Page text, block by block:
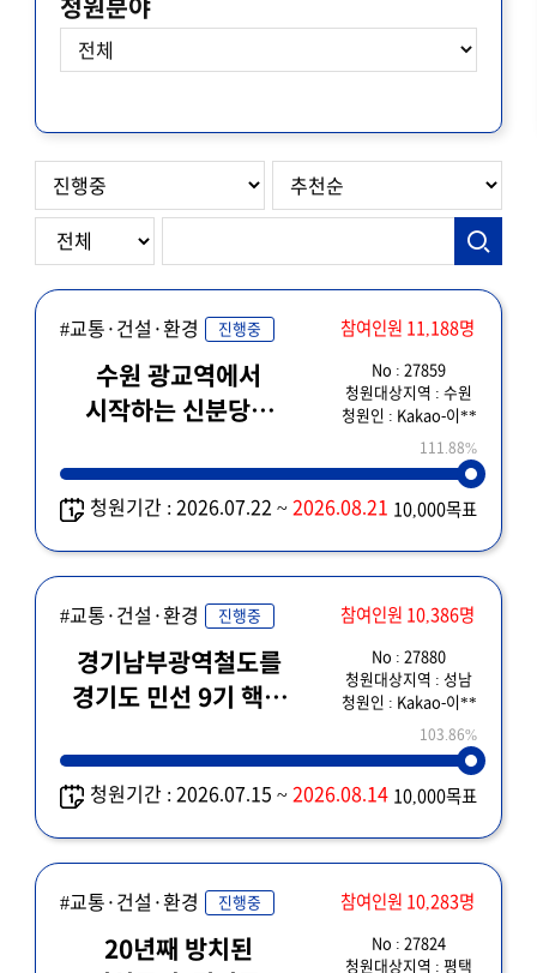
청원분야
#교통·건설·환경 진행중 참여인원 11,188명
수원 광교역에서
시작하는 신분당선
조속한 추진
부탁드립니다.
No : 27859
청원대상지역 : 수원
청원인 : Kakao-이**
111.88%
청원기간 : 2026.07.22 ~2026.08.21 10,000목표
#교통·건설·환경 진행중 참여인원 10,386명
경기남부광역철도를
경기도 민선 9기 핵심
포함하여 주시기
바랍니다.
No : 27880
청원대상지역 : 성남
청원인 : Kakao-이**
103.86%
청원기간 : 2026.07.15 ~2026.08.14 10,000목표
#교통·건설·환경 진행중 참여인원 10,283명
20년째 방치된
No : 27824
청원대상지역 : 평택